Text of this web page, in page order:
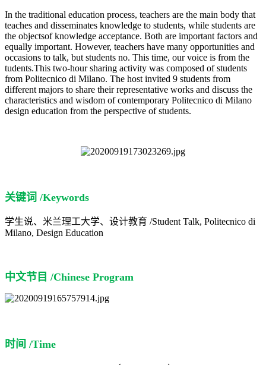
In the traditional education process, teachers are the main body that
teaches and disseminates knowledge to students, while students are
the objectsof knowledge acceptance. Both are important factors and
equally important. However, teachers have many opportunities and
occasions to talk, but students no. This time, our voice is from the
tudents.This two-hour sharing activity was composed of students
from Politecnico di Milano. The host invited 9 students from
different majors to share their representative works and discuss the
characteristics and wisdom of contemporary Politecnico di Milano
design education from the perspective of students.
关键词 /Keywords
学生说、米兰理工大学、设计教育 /Student Talk, Politecnico di
Milano, Design Education
中文节目 /Chinese Program
时间 /Time